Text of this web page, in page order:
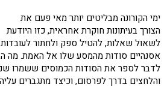
ימי הקורונה מבליטים יותר מאי פעם את
הצורך בעיתונות חוקרת אחראית, כזו היודעת
לשאול שאלות, להטיל ספק ולחתור
אסנהיים סודות מהמסע שלו אל האמת. מה
לדבר לספר את הסודות הכמוסים ששמרו
והלחצים בדרך לפרסום, וכיצד מתגברים